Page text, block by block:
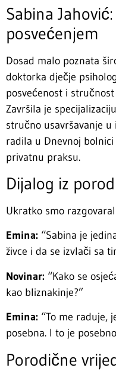
Sabina
posvećenjem
Dosad malo poznata
doktorka dječje
posvećenost i
Završila je
stručno usavršavanje u
radila u Dnevnoj
privatnu praksu.
Dijalog iz
Ukratko smo
Emina: “Sabina je
živce i da se izvlači sa
Novinar: “Kako se
kao bliznakinje?”
Emina: “To me raduje,
posebna. I to je
Porodične